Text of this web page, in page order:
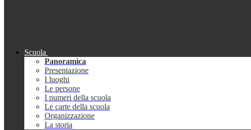
Scuola
Panoramica
Presentazione
I luoghi
Le persone
I numeri della scuola
Le carte della scuola
Organizzazione
La storia